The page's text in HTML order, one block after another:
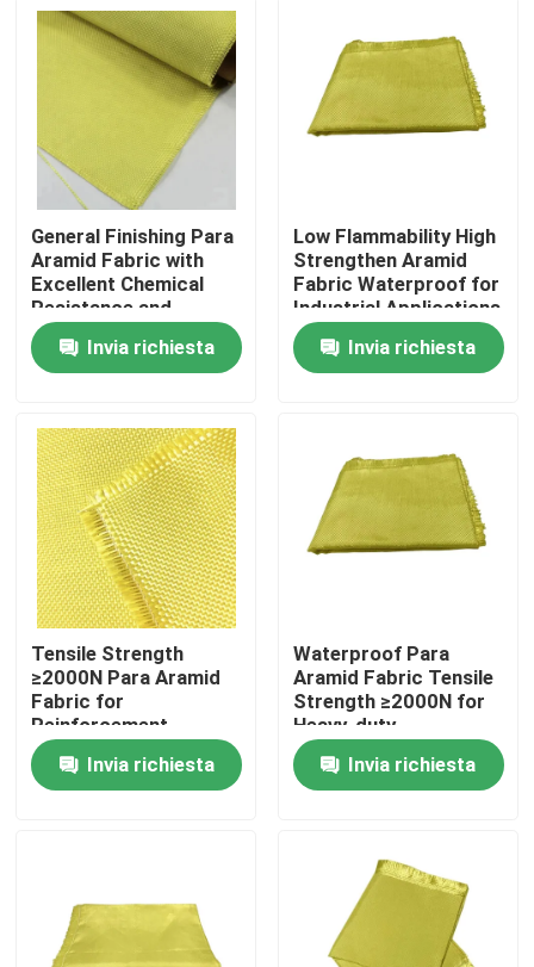
Casa
Prodotti
Video
Circa noi
Giro della fabbrica
Controllo di qualità
Contattici
tessuto del aramid di para
General Finishing Para
Aramid Fabric with
Excellent Chemical
Resistance and
Tensile Strength
≥2000NInvia richiesta
Low Flammability High
Strengthen Aramid
Fabric Waterproof for
Industrial Applications
Invia richiesta
Tensile Strength
≥2000N Para Aramid
Fabric for
Reinforcement
Materials Conventional
PatternInvia richiesta
Waterproof Para
Aramid Fabric Tensile
Strength ≥2000N for
Heavy-duty
Performance and
DurabilityInvia richiesta